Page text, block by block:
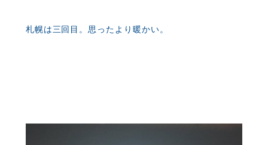
札幌は三回目。思ったより暖かい。